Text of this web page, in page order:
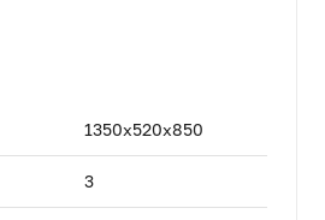
1350x520x850
3